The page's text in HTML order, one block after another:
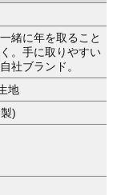
緒に年を取ること
。手に取りやすい
社ブランド。
地
)